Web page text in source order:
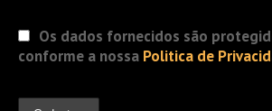
Os dados fornecidos são
conforme a nossa Politica de